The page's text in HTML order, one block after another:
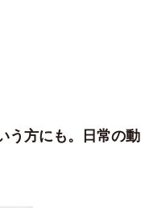
う方にも。日常の動